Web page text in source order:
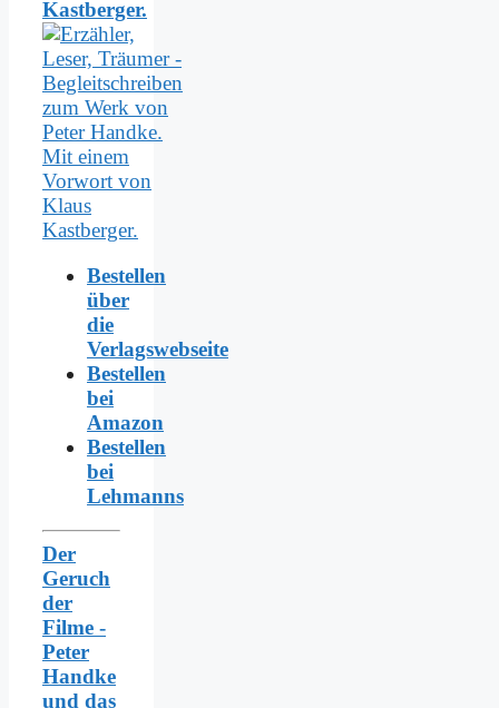
Kastberger.
Bestellen
über
die
Verlagswebseite
Bestellen
bei
Amazon
Bestellen
bei
Lehmanns
Der
Geruch
der
Filme -
Peter
Handke
und das